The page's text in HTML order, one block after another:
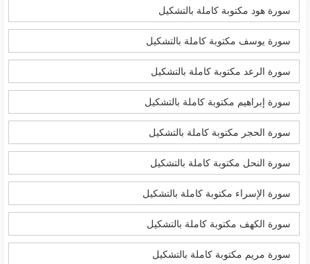
سورة هود مكتوبة كاملة بالتشكيل
سورة يوسف مكتوبة كاملة بالتشكيل
سورة الرعد مكتوبة كاملة بالتشكيل
سورة إبراهيم مكتوبة كاملة بالتشكيل
سورة الحجر مكتوبة كاملة بالتشكيل
سورة النحل مكتوبة كاملة بالتشكيل
سورة الإسراء مكتوبة كاملة بالتشكيل
سورة الكهف مكتوبة كاملة بالتشكيل
سورة مريم مكتوبة كاملة بالتشكيل